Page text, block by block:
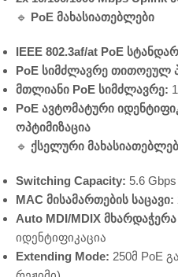
🔹 PoE მახასიათებლები
IEEE 802.3af/at PoE
PoE სიმძლავრე თითოეულ
მთლიანი PoE სიმძლავრე:
PoE ავტომატური
ოპტიმიზაცია
🔹 ქსელური
Switching Capacity: 5.6 Gbps
MAC მისამართების საცავი:
Auto MDI/MDIX მხარდაჭერა
იდენტიფიკაცია
Extending Mode: 250მ PoE